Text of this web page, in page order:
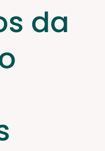
da